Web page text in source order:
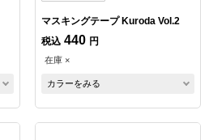
マスキングテープ Kuroda Vol.2
税込 440 円
在庫 ×
カラーをみる